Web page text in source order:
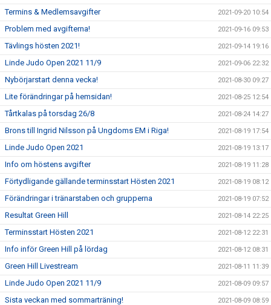
Termins & Medlemsavgifter 2021-09-20 10:54
Problem med avgifterna! 2021-09-16 09:53
Tävlings hösten 2021! 2021-09-14 19:16
Linde Judo Open 2021 11/9 2021-09-06 22:32
Nybörjarstart denna vecka! 2021-08-30 09:27
Lite förändringar på hemsidan! 2021-08-25 12:54
Tårtkalas på torsdag 26/8 2021-08-24 14:27
Brons till Ingrid Nilsson på Ungdoms EM i Riga! 2021-08-19 17:54
Linde Judo Open 2021 2021-08-19 13:17
Info om höstens avgifter 2021-08-19 11:28
Förtydligande gällande terminsstart Hösten 2021 2021-08-19 08:12
Förändringar i tränarstaben och grupperna 2021-08-19 07:52
Resultat Green Hill 2021-08-14 22:25
Terminsstart Hösten 2021 2021-08-12 22:31
Info inför Green Hill på lördag 2021-08-12 08:31
Green Hill Livestream 2021-08-11 11:39
Linde Judo Open 2021 11/9 2021-08-09 09:57
Sista veckan med sommarträning! 2021-08-09 08:59